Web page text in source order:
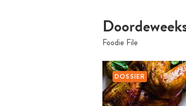
Foodie File
DOSSIER